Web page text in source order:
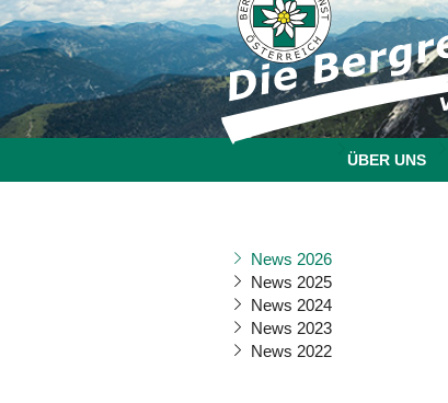
ÜBER UNS
News 2026
News 2025
News 2024
News 2023
News 2022